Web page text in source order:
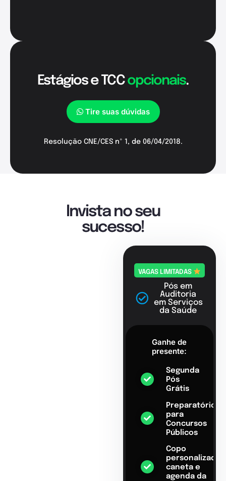
Estágios e TCCopcionais.
Tire suas dúvidas
Resolução CNE/CES nº 1, de 06/04/2018.
Invista no seu
sucesso!
VAGAS LIMITADAS
Pós em
Auditoria
em Serviços
da Saúde
Ganhe de
presente:
Segunda
Pós
Grátis
Preparatório
para
Concursos
Públicos
Copo
personalizado,
caneta e
agenda da